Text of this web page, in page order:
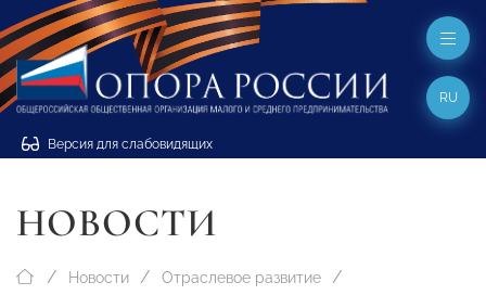
Версия для слабовидящих
RU
НОВОСТИ
Новости Отраслевое развитие